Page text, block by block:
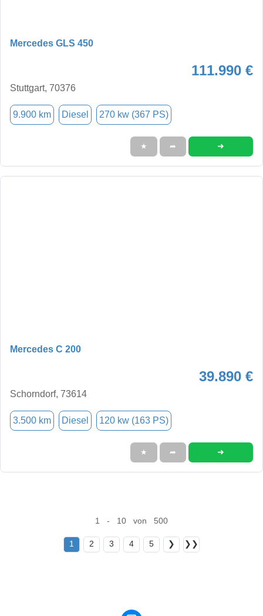
Mercedes GLS 450
111.990 €
Stuttgart, 70376
9.900 km Diesel 270 kw (367 PS)
★ ➦ ➜
Mercedes C 200
39.890 €
Schorndorf, 73614
3.500 km Diesel 120 kw (163 PS)
★ ➦ ➜
1 - 10 von 500
1 2 3 4 5 ❯ ❯❯